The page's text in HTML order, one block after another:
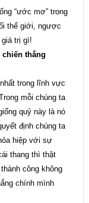
“ước mơ” trong
thế giới, ngược
giá trị gì!
thắng
trong lĩnh vực
mỗi chúng ta
quỷ này là nó
định chúng ta
hiệp với sự
thang thì thật
công không
chính mình